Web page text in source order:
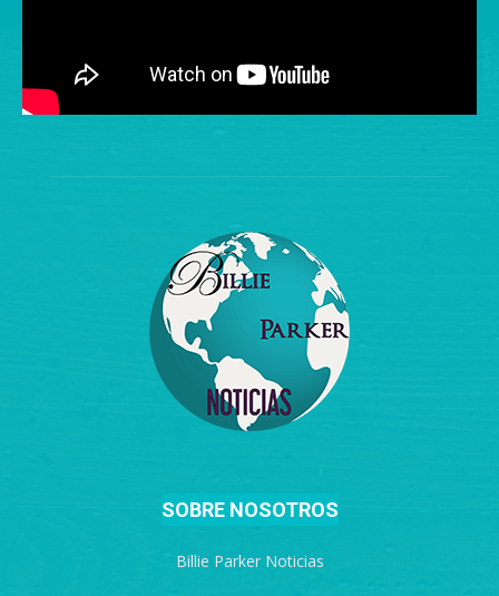
SOBRE NOSOTROS
Billie Parker Noticias